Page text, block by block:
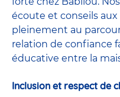
écoute et conseils aux
pleinement au
relation de confiance
éducative entre la
Inclusion et respect de